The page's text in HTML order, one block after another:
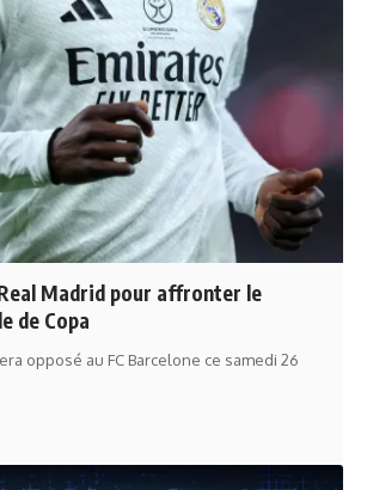
Madrid pour affronter le
de Copa
opposé au FC Barcelone ce samedi 26